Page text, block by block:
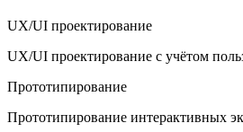
UX/UI проектирование
UX/UI проектирование с учётом
Прототипирование
Прототипирование интерактивных